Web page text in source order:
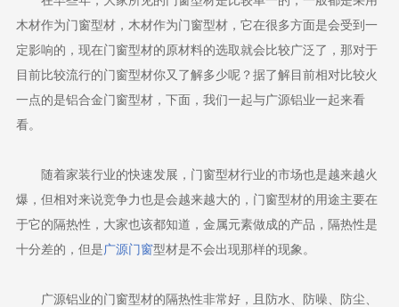
木材作为门窗型材，木材作为门窗型材，它在很多方面是会受到一
定影响的，现在门窗型材的原材料的选取就会比较广泛了，那对于
目前比较流行的门窗型材你又了解多少呢？据了解目前相对比较火
一点的是铝合金门窗型材，下面，我们一起与广源铝业一起来看
看。
随着家装行业的快速发展，门窗型材行业的市场也是越来越火
爆，但相对来说竞争力也是会越来越大的，门窗型材的用途主要在
于它的隔热性，大家也该都知道，金属元素做成的产品，隔热性是
十分差的，但是 广源门窗型材是不会出现那样的现象。
广源铝业的门窗型材的隔热性非常好，且防水、防噪、防尘、